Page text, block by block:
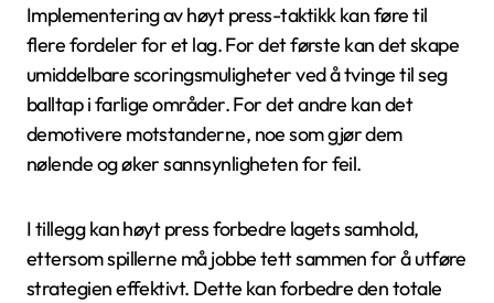
Implementering av høyt press-taktikk kan føre til
flere fordeler for et lag. For det første kan det skape
umiddelbare scoringsmuligheter ved å tvinge til seg
balltap i farlige områder. For det andre kan det
demotivere motstanderne, noe som gjør dem
nølende og øker sannsynligheten for feil.
I tillegg kan høyt press forbedre lagets samhold,
ettersom spillerne må jobbe tett sammen for å utføre
strategien effektivt. Dette kan forbedre den totale